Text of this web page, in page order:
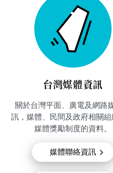
台灣媒體資訊
關於台灣平面、廣電及網路
訊，媒體、民間及政府相關組
媒體獎勵制度的資料。
媒體聯絡資訊